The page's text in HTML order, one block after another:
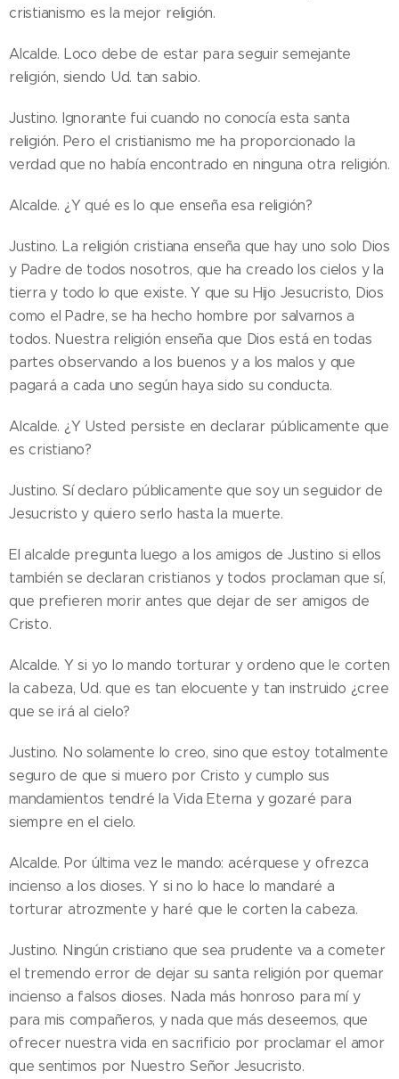
cristianismo es la mejor religión.
Alcalde. Loco debe de estar para seguir semejante
religión, siendo Ud. tan sabio.
Justino. Ignorante fui cuando no conocía esta santa
religión. Pero el cristianismo me ha proporcionado la
verdad que no había encontrado en ninguna otra religión.
Alcalde. ¿Y qué es lo que enseña esa religión?
Justino. La religión cristiana enseña que hay uno solo Dios
y Padre de todos nosotros, que ha creado los cielos y la
tierra y todo lo que existe. Y que su Hijo Jesucristo, Dios
como el Padre, se ha hecho hombre por salvarnos a
todos. Nuestra religión enseña que Dios está en todas
partes observando a los buenos y a los malos y que
pagará a cada uno según haya sido su conducta.
Alcalde. ¿Y Usted persiste en declarar públicamente que
es cristiano?
Justino. Sí declaro públicamente que soy un seguidor de
Jesucristo y quiero serlo hasta la muerte.
El alcalde pregunta luego a los amigos de Justino si ellos
también se declaran cristianos y todos proclaman que sí,
que prefieren morir antes que dejar de ser amigos de
Cristo.
Alcalde. Y si yo lo mando torturar y ordeno que le corten
la cabeza, Ud. que es tan elocuente y tan instruido ¿cree
que se irá al cielo?
Justino. No solamente lo creo, sino que estoy totalmente
seguro de que si muero por Cristo y cumplo sus
mandamientos tendré la Vida Eterna y gozaré para
siempre en el cielo.
Alcalde. Por última vez le mando: acérquese y ofrezca
incienso a los dioses. Y si no lo hace lo mandaré a
torturar atrozmente y haré que le corten la cabeza.
Justino. Ningún cristiano que sea prudente va a cometer
el tremendo error de dejar su santa religión por quemar
incienso a falsos dioses. Nada más honroso para mí y
para mis compañeros, y nada que más deseemos, que
ofrecer nuestra vida en sacrificio por proclamar el amor
que sentimos por Nuestro Señor Jesucristo.